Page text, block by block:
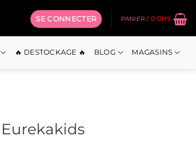
SE CONNECTER PANIER / 0 DHS
🔥 DESTOCKAGE 🔥 BLOG MAGASINS